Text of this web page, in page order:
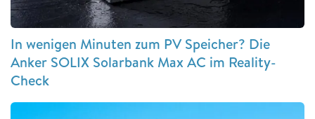
In wenigen Minuten zum PV Speicher? Die
Anker SOLIX Solarbank Max AC im Reality-
Check